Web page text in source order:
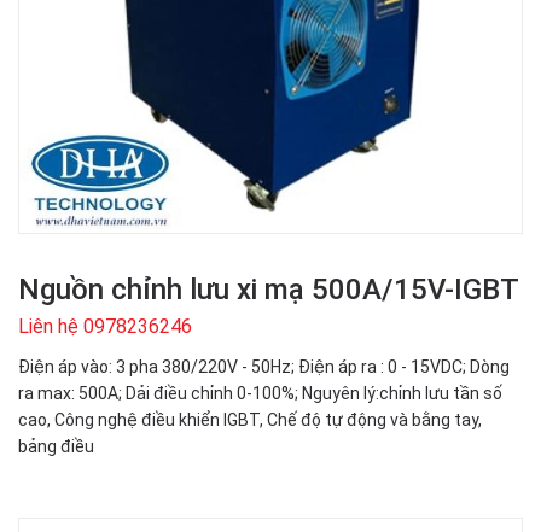
Nguồn chỉnh lưu xi mạ 500A/15V-IGBT
Liên hệ 0978236246
Điện áp vào: 3 pha 380/220V - 50Hz; Điện áp ra : 0 - 15VDC; Dòng
ra max: 500A; Dải điều chỉnh 0-100%; Nguyên lý:chỉnh lưu tần số
cao, Công nghệ điều khiển IGBT, Chế độ tự động và bằng tay,
bảng điều